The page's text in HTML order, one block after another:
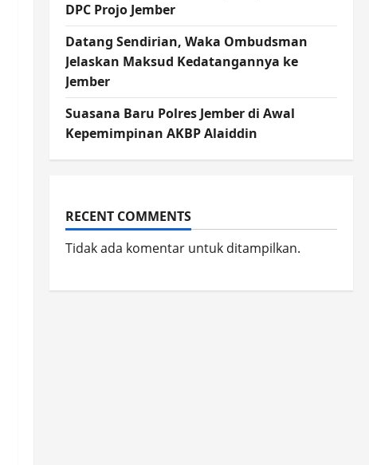
DPC Projo Jember
Datang Sendirian, Waka Ombudsman
Jelaskan Maksud Kedatangannya ke
Jember
Suasana Baru Polres Jember di Awal
Kepemimpinan AKBP Alaiddin
RECENT COMMENTS
Tidak ada komentar untuk ditampilkan.